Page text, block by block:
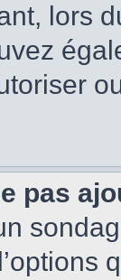
lors
pas